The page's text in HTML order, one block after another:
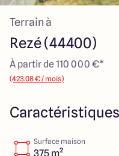
Votre projet
Qui sommes-
Maisons ARLOGIS
23 Rue du Bel air
44470 Carquefou
Terrain à
Rezé (44400)
À partir de 110 000 €*
(423.08 € / mois)
Caractéristiques
Surface maison
375 m²